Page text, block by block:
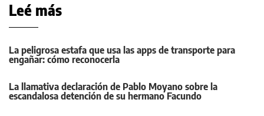
Leé más
La peligrosa estafa que usa las apps de transporte para
engañar: cómo reconocerla
La llamativa declaración de Pablo Moyano sobre la
escandalosa detención de su hermano Facundo